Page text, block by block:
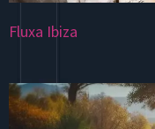
Fluxa Ibiza